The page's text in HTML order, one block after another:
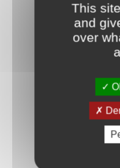
This
and
over
oublié ?